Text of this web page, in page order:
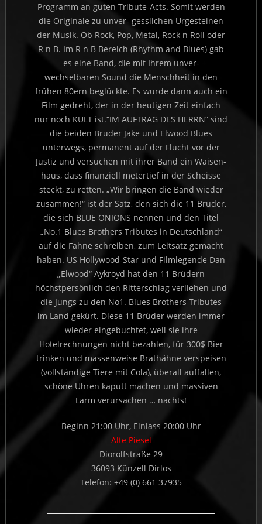
Programm an guten Tribute-Acts. Somit werden
die Originale zu unver- gesslichen Urgesteinen
der Musik. Ob Rock, Pop, Metal, Rock n Roll oder
R n B. Im R n B Bereich (Rhythm and Blues) gab
es eine Band, die mit Ihrem unver-
wechselbaren Sound die Menschheit in den
frühen 80ern beglückte. Es wurde dann auch ein
Film gedreht, der in der heutigen Zeit einfach
nur noch KULT ist.“IM AUFTRAG DES HERRN“ sind
die beiden Brüder Jake und Elwood Blues
unterwegs, permanent auf der Flucht vor der
Justiz und versuchen mit ihrer Band ein Waisen-
haus, dass finanziell metertief in der Scheisse
steckt, zu retten. „Wir bringen die Band wieder
zusammen!“ ist der Satz, den sich die 11 Brüder,
die sich BLUE ONIONS nennen und den Titel
„No.1 Blues Brothers Tributes in Deutschland“
auf die Fahne schreiben, zum Leitsatz gemacht
haben. US Hollywood-Star und Filmlegende Dan
„Elwood“ Aykroyd hat den 11 Brüdern
höchstpersönlich den Ritterschlag verliehen und
die Jungs zu den No1. Blues Brothers Tributes
im Land gekürt. Diese 11 Brüder werden immer
wieder eingebuchtet, weil sie ihre
Hotelrechnungen nicht bezahlen, für 300$ Bier
trinken und massenweise Brathähne verspeisen
(vollständige Tiere mit Cola), überall auffallen,
schöne Uhren kaputt machen und massiven
Lärm verursachen … nachts!
Beginn 21:00 Uhr, Einlass 20:00 Uhr
Alte Piesel
Diorolfstraße 29
36093 Künzell Dirlos
Telefon: +49 (0) 661 37935